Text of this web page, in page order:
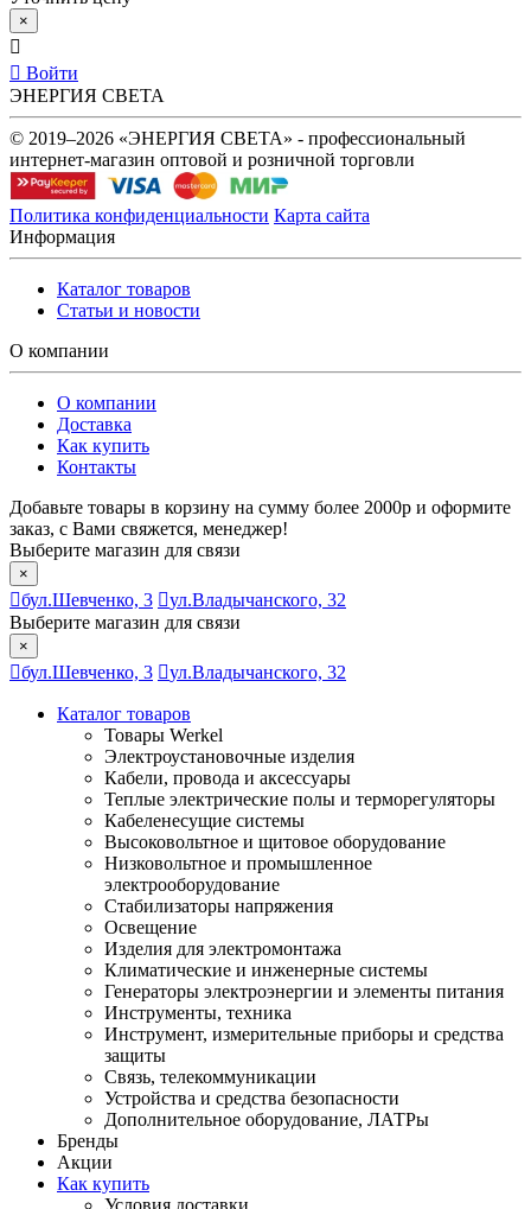
×
Войти
ЭНЕРГИЯ СВЕТА
© 2019–2026 «ЭНЕРГИЯ СВЕТА» - профессиональный
интернет-магазин оптовой и розничной торговли
Политика конфиденциальности Карта сайта
Информация
Каталог товаров
Статьи и новости
О компании
О компании
Доставка
Как купить
Контакты
Добавьте товары в корзину на сумму более 2000р и оформите
заказ, с Вами свяжется, менеджер!
Выберите магазин для связи
×
бул.Шевченко, 3
ул.Владычанского, 32
Выберите магазин для связи
×
бул.Шевченко, 3 ул.Владычанского, 32
Каталог товаров
Товары Werkel
Электроустановочные изделия
Кабели, провода и аксессуары
Теплые электрические полы и терморегуляторы
Кабеленесущие системы
Высоковольтное и щитовое оборудование
Низковольтное и промышленное
электрооборудование
Стабилизаторы напряжения
Освещение
Изделия для электромонтажа
Климатические и инженерные системы
Генераторы электроэнергии и элементы питания
Инструменты, техника
Инструмент, измерительные приборы и средства
защиты
Связь, телекоммуникации
Устройства и средства безопасности
Дополнительное оборудование, ЛАТРы
Бренды
Акции
Как купить
Условия доставки